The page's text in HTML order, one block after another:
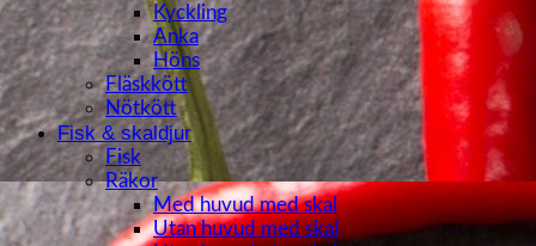
Kyckling
Anka
Höns
Fläskkött
Nötkött
Fisk & skaldjur
Fisk
Räkor
Med huvud med skal
Utan huvud med skal